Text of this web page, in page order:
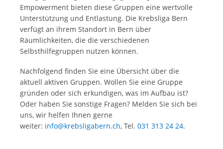
Empowerment bieten diese Gruppen eine wertvolle
Unterstützung und Entlastung. Die Krebsliga Bern
verfügt an ihrem Standort in Bern über
Räumlichkeiten, die die verschiedenen
Selbsthilfegruppen nutzen können.
Nachfolgend finden Sie eine Übersicht über die
aktuell aktiven Gruppen. Wollen Sie eine Gruppe
gründen oder sich erkundigen, was im Aufbau ist?
Oder haben Sie sonstige Fragen? Melden Sie sich bei
uns, wir helfen Ihnen gerne
weiter: info@krebsligabern.ch, Tel. 031 313 24 24.